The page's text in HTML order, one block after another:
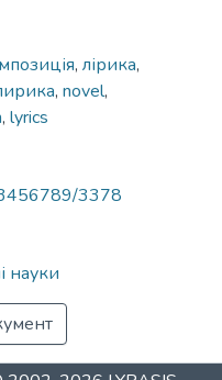
, лірика,
, novel,
, lyrics
3378
науки